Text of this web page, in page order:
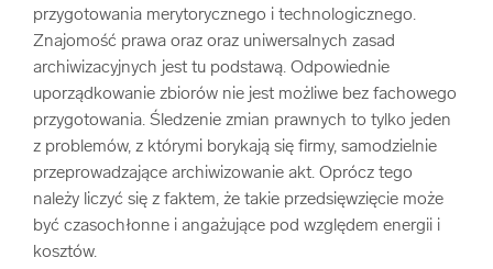
przygotowania merytorycznego i technologicznego.
Znajomość prawa oraz oraz uniwersalnych zasad
archiwizacyjnych jest tu podstawą. Odpowiednie
uporządkowanie zbiorów nie jest możliwe bez fachowego
przygotowania. Śledzenie zmian prawnych to tylko jeden
z problemów, z którymi borykają się firmy, samodzielnie
przeprowadzające archiwizowanie akt. Oprócz tego
należy liczyć się z faktem, że takie przedsięwzięcie może
być czasochłonne i angażujące pod względem energii i
kosztów.